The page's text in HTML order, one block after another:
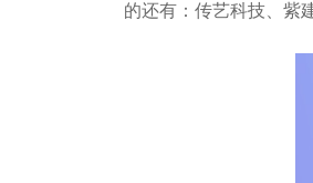
的还有：传艺科技、紫